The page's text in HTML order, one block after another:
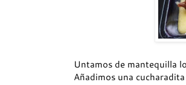
Untamos de mantequilla
Añadimos una